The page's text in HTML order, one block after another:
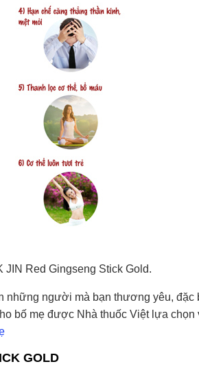
JIN Red Gingseng Stick Gold.
những người mà bạn thương yêu, đặc
bố mẹ được Nhà thuốc Việt lựa chọn
GOLD